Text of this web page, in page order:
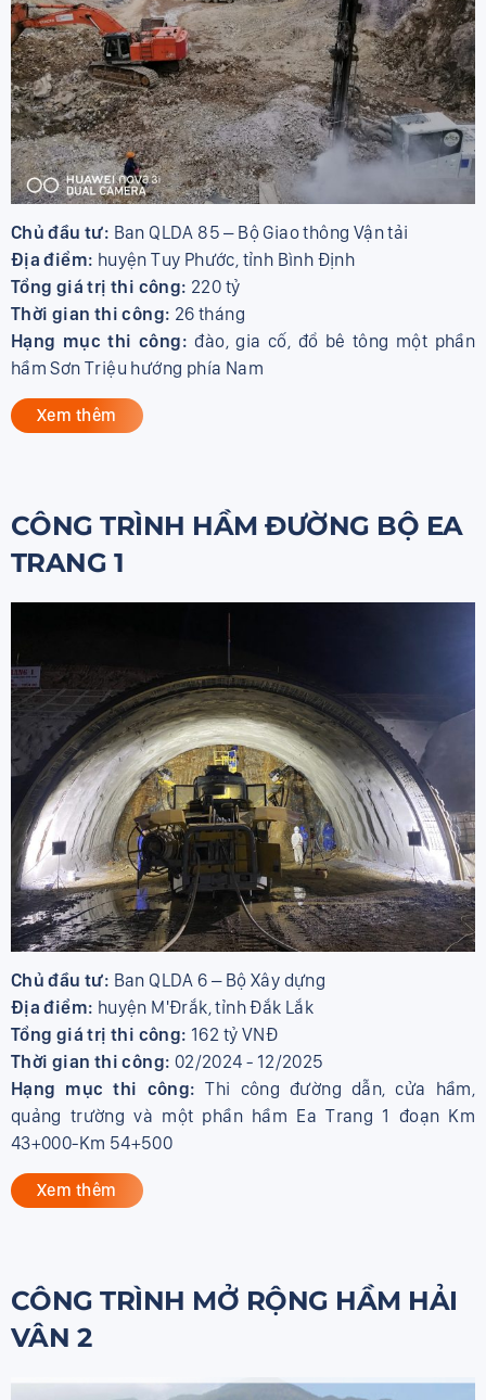
Chủ đầu tư: Ban QLDA 85 – Bộ Giao thông Vận tải
Địa điểm: huyện Tuy Phước, tỉnh Bình Định
Tổng giá trị thi công: 220 tỷ
Thời gian thi công: 26 tháng
Hạng mục thi công: đào, gia cố, đổ bê tông một phần
hầm Sơn Triệu hướng phía Nam
Xem thêm
CÔNG TRÌNH HẦM ĐƯỜNG BỘ EA
TRANG 1
Chủ đầu tư: Ban QLDA 6 – Bộ Xây dựng
Địa điểm: huyện M'Đrắk, tỉnh Đắk Lắk
Tổng giá trị thi công: 162 tỷ VNĐ
Thời gian thi công: 02/2024 - 12/2025
Hạng mục thi công: Thi công đường dẫn, cửa hầm,
quảng trường và một phần hầm Ea Trang 1 đoạn Km
43+000-Km 54+500
Xem thêm
CÔNG TRÌNH MỞ RỘNG HẦM HẢI
VÂN 2